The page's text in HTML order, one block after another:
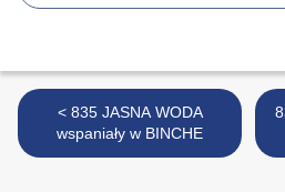
< 835 JASNA WODA
wspaniały w BINCHE